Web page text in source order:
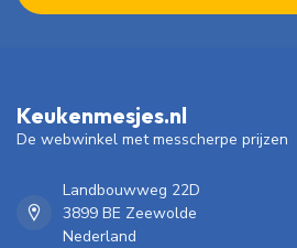
Keukenmesjes.nl
De webwinkel met messcherpe prijzen
Landbouwweg 22D
3899 BE Zeewolde
Nederland